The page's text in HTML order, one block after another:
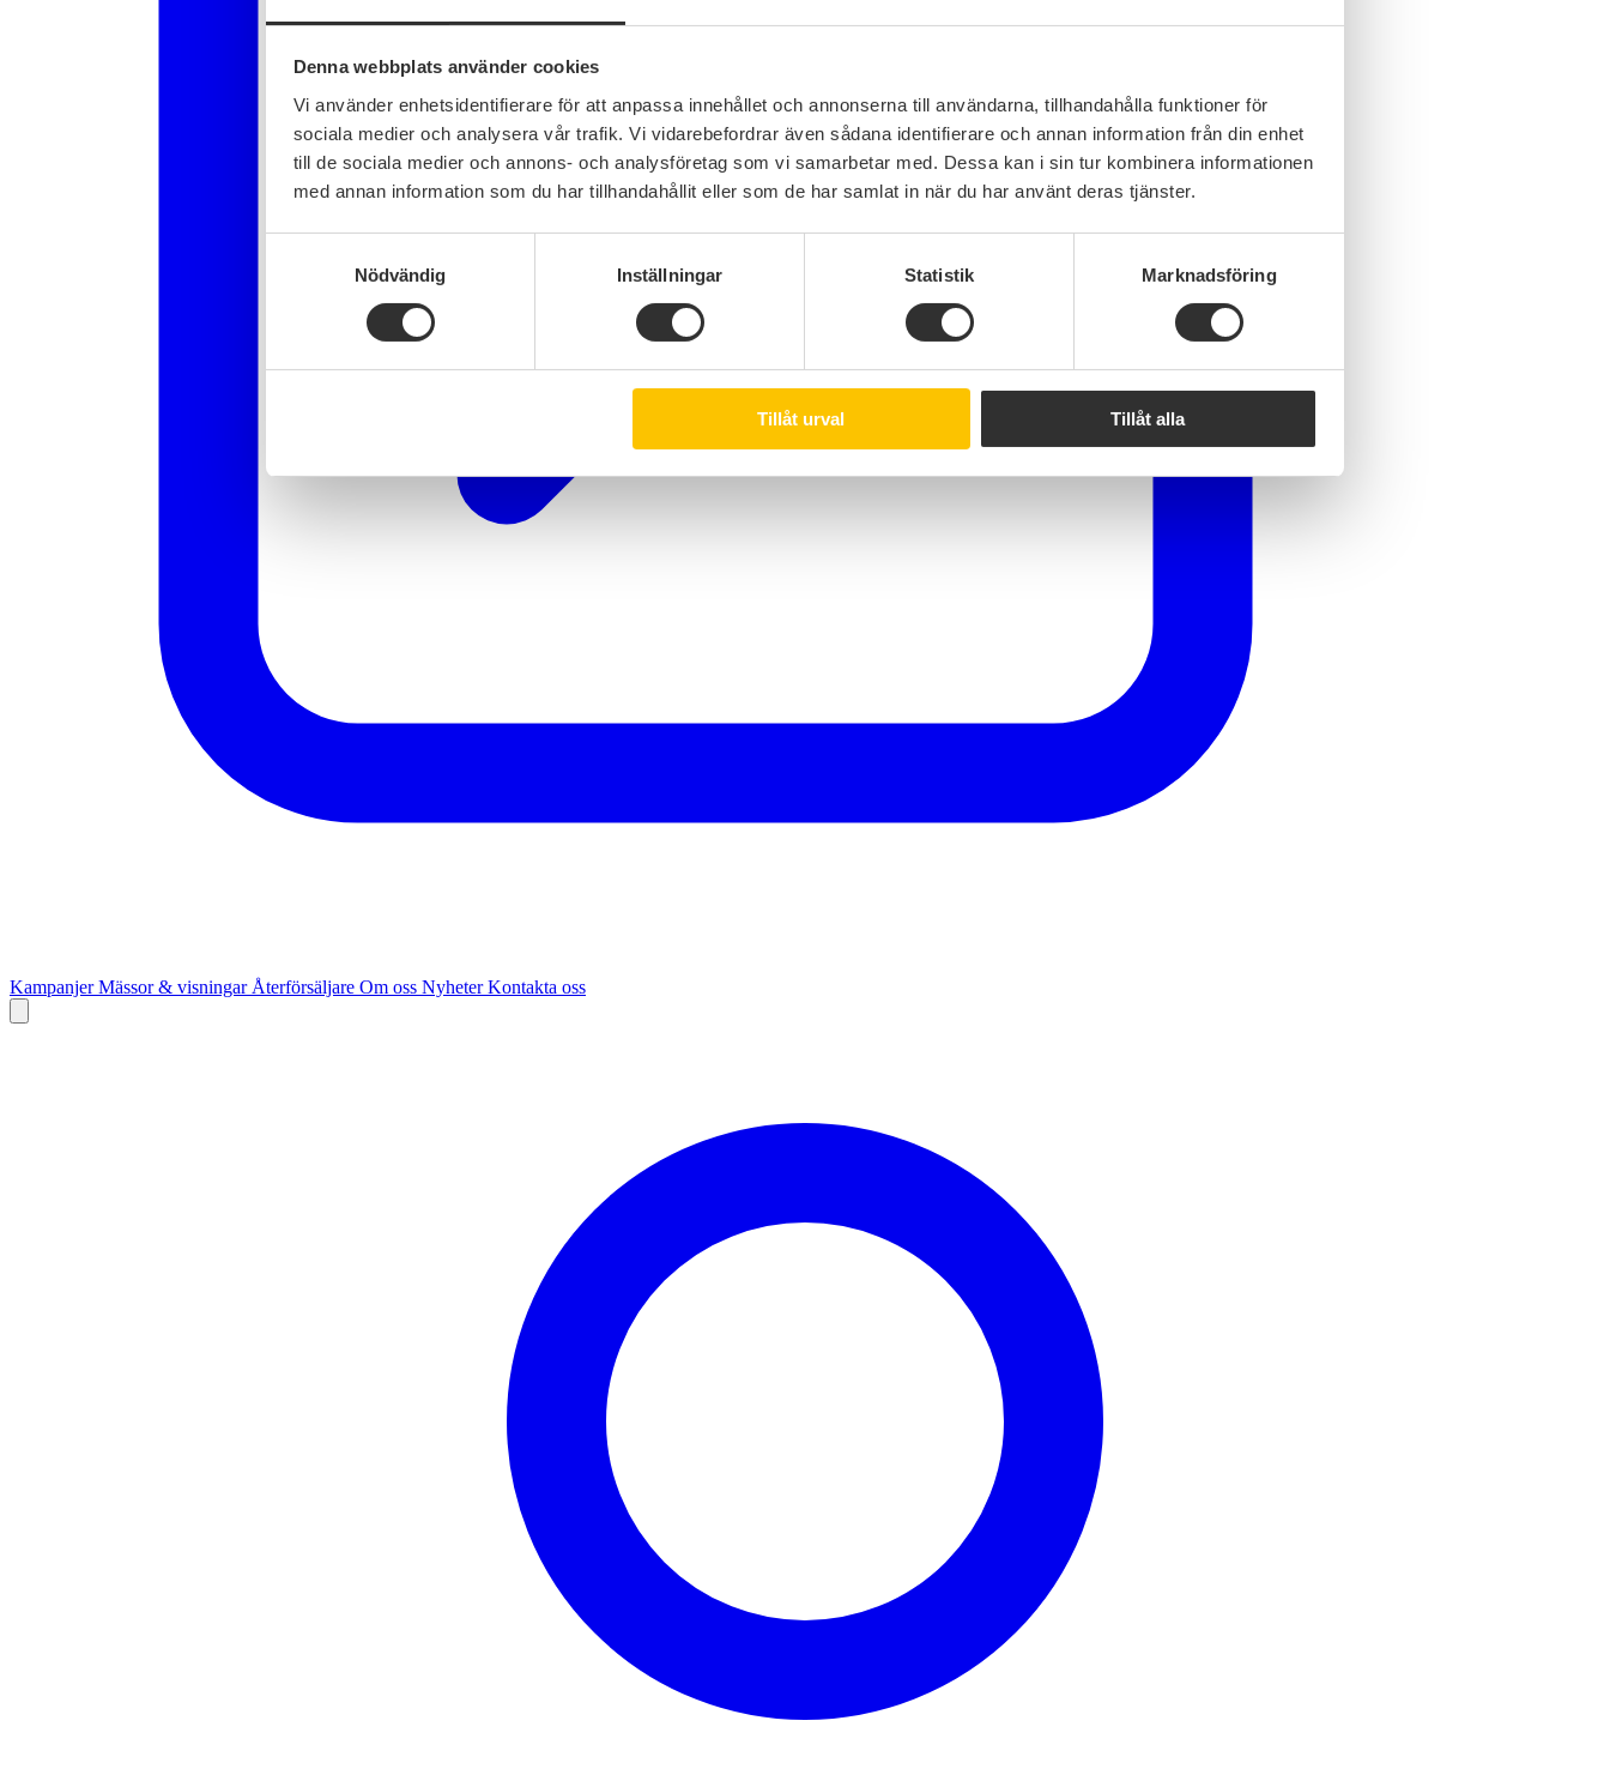
Denna webbplats använder cookies
Vi använder enhetsidentifierare för att anpassa innehållet och annonserna till användarna, tillhandahålla funktioner för
sociala medier och analysera vår trafik. Vi vidarebefordrar även sådana identifierare och annan information från din enhet
till de sociala medier och annons- och analysföretag som vi samarbetar med. Dessa kan i sin tur kombinera informationen
med annan information som du har tillhandahållit eller som de har samlat in när du har använt deras tjänster.
Nödvändig
Inställningar Statistik Marknadsföring
Tillåt urval Tillåt alla
KampanjerMässor & visningar Återförsäljare Om oss NyheterKontakta oss